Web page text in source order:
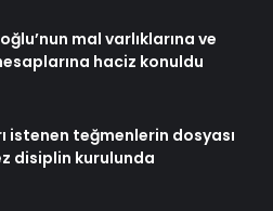
mal varlıklarına ve
haciz konuldu
istenen teğmenlerin dosyası
disiplin kurulunda